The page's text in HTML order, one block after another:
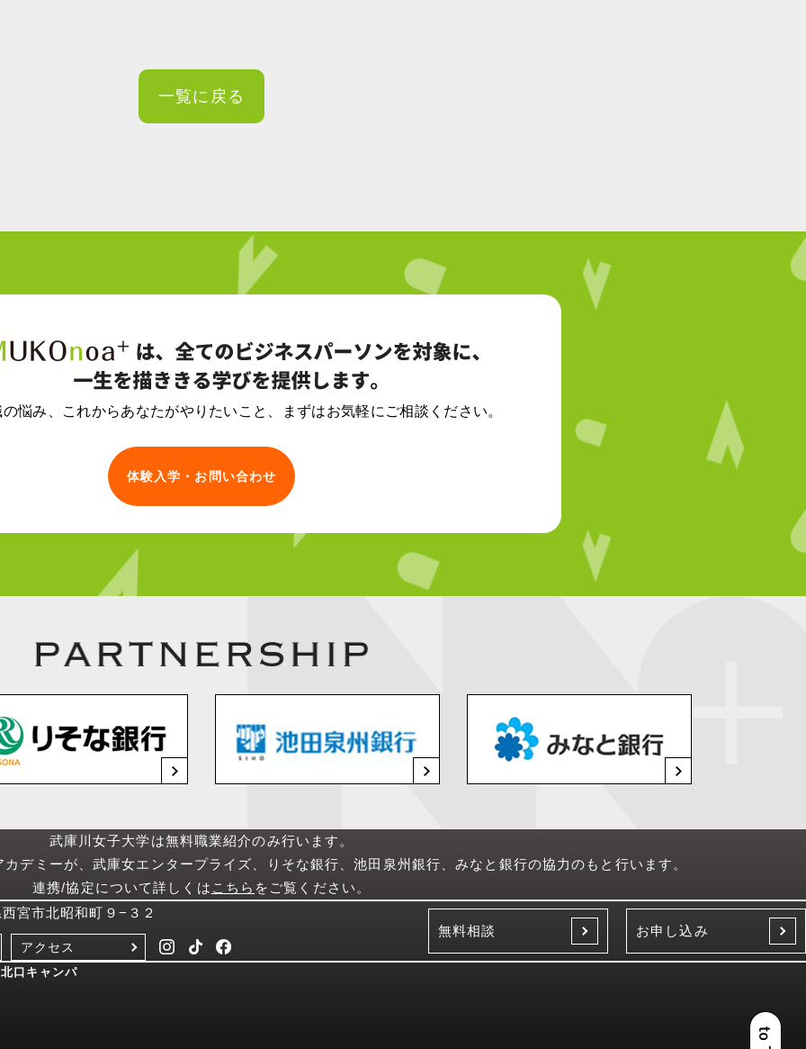
一覧に戻る
悩み、 これからあなたがやりたいこと、 まずはお気軽にご相談ください。
体験入学・お問い合わせ
武庫川女子大学は無料職業紹介のみ行います。
デミーが、武庫女エンタープライズ、りそな銀行、池田泉州銀行、みなと銀行の協力のもと行います。
連携/協定について詳しくは こちら をご覧ください。
宮市北昭和町９−３２
アクセス
無料相談 お申し込み
口キャンパ